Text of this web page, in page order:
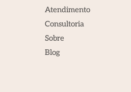
Atendimento
Consultoria
Sobre
Blog